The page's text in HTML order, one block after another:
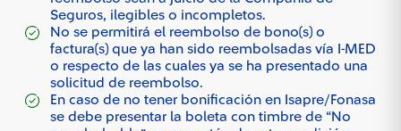
Seguros, ilegibles o incompletos.
No se permitirá el reembolso de bono(s) o
factura(s) que ya han sido reembolsadas vía I-MED
o respecto de las cuales ya se ha presentado una
solicitud de reembolso.
En caso de no tener bonificación en Isapre/Fonasa
se debe presentar la boleta con timbre de “No